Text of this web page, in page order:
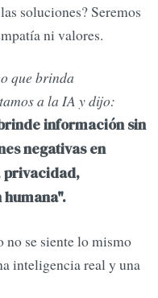
soluciones? Seremos
ni valores.
que brinda
a la IA y dijo:
información sin
negativas en
privacidad,
no se siente lo mismo
inteligencia real y una